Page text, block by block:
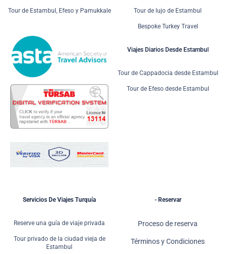
Tour de Estambul, Efeso y Pamukkale Tour de lujo de Estambul
Bespoke Turkey Travel
Viajes Diarios Desde Estambul
Tour de Cappadocia desde Estambul
Tour de Efeso desde Estambul
Servicios De Viajes Turquía
Reserve una guía de viaje privada
Tour privado de la ciudad vieja de
Estambul
- Reservar
Proceso de reserva
Términos y Condiciones